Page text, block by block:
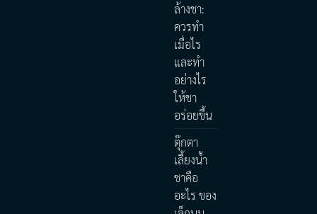
ล้างชา:
ควรทำ
เมื่อไร
และทำ
อย่างไร
ให้ชา
อร่อยขึ้น
ตุ๊กตา
เลี้ยงน้ำ
ชาคือ
อะไร ของ